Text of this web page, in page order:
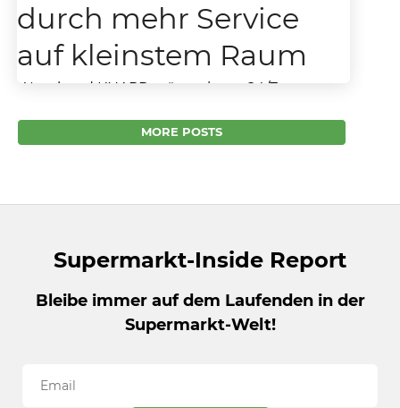
durch mehr Service
auf kleinstem Raum
Wanzl und KNAPP präsentieren 24/7-
Umsatz durch mehr Service auf kleinstem
MORE POSTS
Supermarkt-Inside Report
Bleibe immer auf dem Laufenden in der
Supermarkt-Welt!